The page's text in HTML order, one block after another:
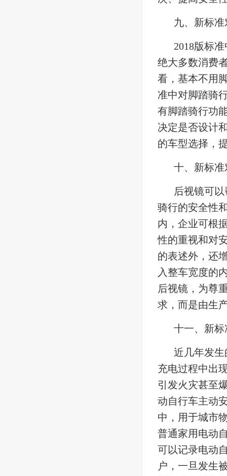
九、新标
2018版标
绝大多数消费
看，基本不用
准中对脚踏骑
有脚踏骑行功
决定是否设计
的车型选择，
十、新标
后视镜可
骑行的安全性
内，企业可根
性的重视和对
的表述外，还
入整车宽度的
后视镜，为尊
求，而是由生
十一、新
近几年发
充电过程中出
引发火灾甚至
动自行车主动
中，用于城市
普通家用电动
可以记录电动
户，一旦发生